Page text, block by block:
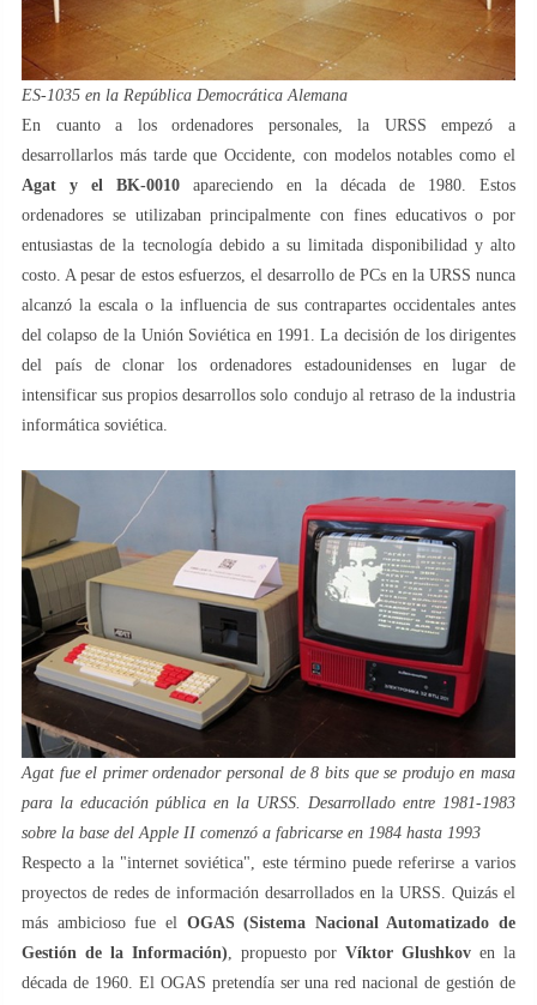
ES-1035 en la República Democrática Alemana
En cuanto a los ordenadores personales, la URSS empezó a
desarrollarlos más tarde que Occidente, con modelos notables como el
Agat y el BK-0010 apareciendo en la década de 1980. Estos
ordenadores se utilizaban principalmente con fines educativos o por
entusiastas de la tecnología debido a su limitada disponibilidad y alto
costo. A pesar de estos esfuerzos, el desarrollo de PCs en la URSS nunca
alcanzó la escala o la influencia de sus contrapartes occidentales antes
del colapso de la Unión Soviética en 1991. La decisión de los dirigentes
del país de clonar los ordenadores estadounidenses en lugar de
intensificar sus propios desarrollos solo condujo al retraso de la industria
informática soviética.
Agat fue el primer ordenador personal de 8 bits que se produjo en masa
para la educación pública en la URSS. Desarrollado entre 1981-1983
sobre la base del Apple II comenzó a fabricarse en 1984 hasta 1993
Respecto a la "internet soviética", este término puede referirse a varios
proyectos de redes de información desarrollados en la URSS. Quizás el
más ambicioso fue el OGAS (Sistema Nacional Automatizado de
Gestión de la Información) , propuesto porVíktor Glushkov en la
década de 1960. El OGAS pretendía ser una red nacional de gestión de